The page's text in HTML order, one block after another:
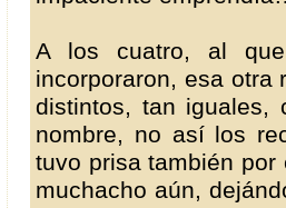
A los cuatro, al
incorporaron, esa otra
distintos, tan iguales,
nombre, no así los
tuvo prisa también
muchacho aún,